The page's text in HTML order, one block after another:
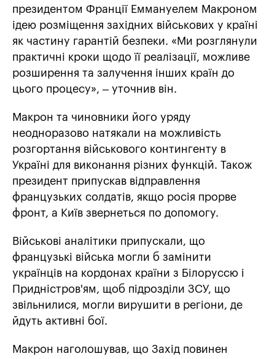
президентом Франції Еммануелем Макроном
ідею розміщення західних військових у країні
як частину гарантій безпеки. «Ми розглянули
практичні кроки щодо її реалізації, можливе
розширення та залучення інших країн до
цього процесу», – уточнив він.
Макрон та чиновники його уряду
неодноразово натякали на можливість
розгортання військового контингенту в
Україні для виконання різних функцій. Також
президент припускав відправлення
французьких солдатів, якщо росія прорве
фронт, а Київ звернеться по допомогу.
Військові аналітики припускали, що
французькі війська могли б замінити
українців на кордонах країни з Білоруссю і
Придністров'ям, щоб підрозділи ЗСУ, що
звільнилися, могли вирушити в регіони, де
йдуть активні бої.
Макрон наголошував, що Захід повинен